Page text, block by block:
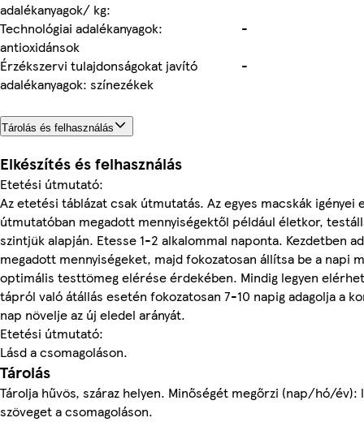
adalékanyagok/ kg:
Technológiai adalékanyagok:
antioxidánsok
-
Érzékszervi tulajdonságokat javító
adalékanyagok: színezékek
-
Tárolás és felhasználás
Elkészítés és felhasználás
Etetési útmutató:
Az etetési táblázat csak útmutatás. Az egyes macskák igényei
útmutatóban megadott mennyiségektől például életkor,
szintjük alapján. Etesse 1-2 alkalommal naponta. Kezdetben
megadott mennyiségeket, majd fokozatosan állítsa be a napi
optimális testtömeg elérése érdekében. Mindig legyen
tápról való átállás esetén fokozatosan 7-10 napig adagolja a
nap növelje az új eledel arányát.
Etetési útmutató:
Lásd a csomagoláson.
Tárolás
Tárolja hűvös, száraz helyen. Minőségét megőrzi (nap/hó/év):
szöveget a csomagoláson.